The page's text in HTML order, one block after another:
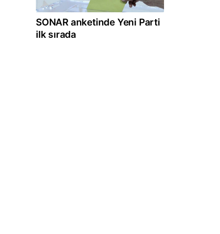
SONAR anketinde Yeni Parti
ilk sırada